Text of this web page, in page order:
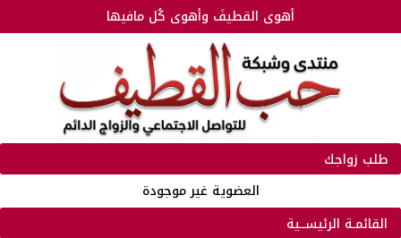
أهوى القطيفَ وأهوى كُل مافيها
طلب زواجك
العضوية غير موجودة
القائمـة الرئيســية